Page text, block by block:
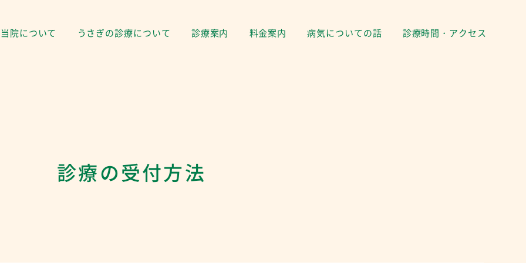
当院について うさぎの診療について 診療案内 料金案内 病気についての話 診療時間・アクセス
診療の受付方法